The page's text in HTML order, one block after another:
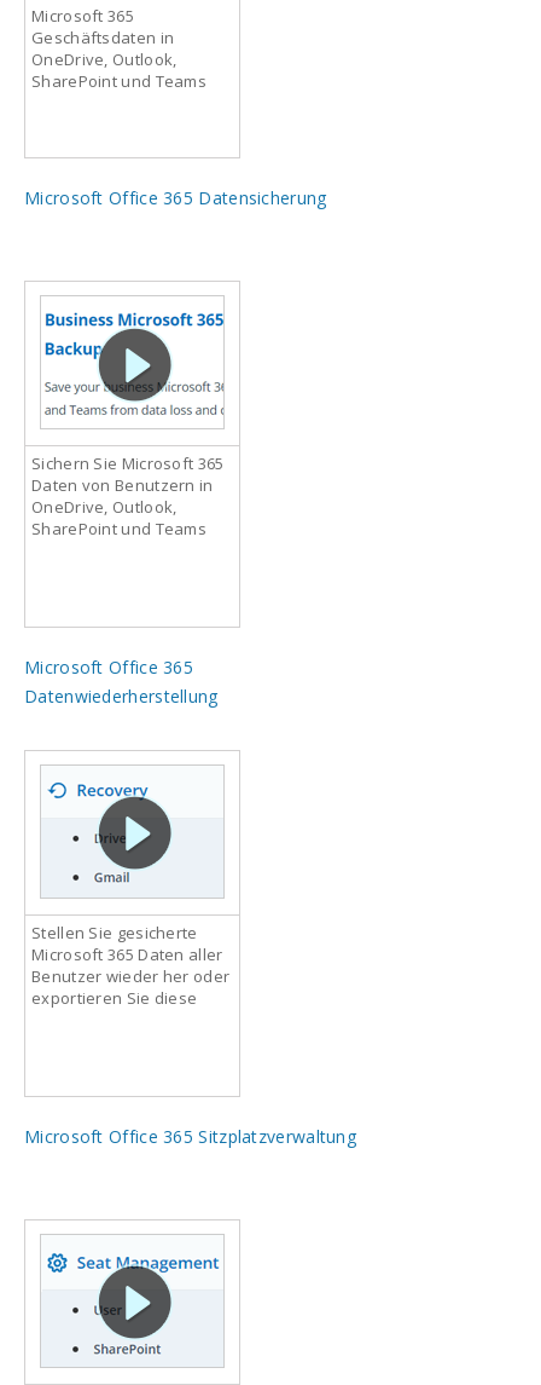
Microsoft 365
Geschäftsdaten in
OneDrive, Outlook,
SharePoint und Teams
Microsoft Office 365 Datensicherung
Sichern Sie Microsoft 365
Daten von Benutzern in
OneDrive, Outlook,
SharePoint und Teams
Microsoft Office 365
Datenwiederherstellung
Stellen Sie gesicherte
Microsoft 365 Daten aller
Benutzer wieder her oder
exportieren Sie diese
Microsoft Office 365 Sitzplatzverwaltung